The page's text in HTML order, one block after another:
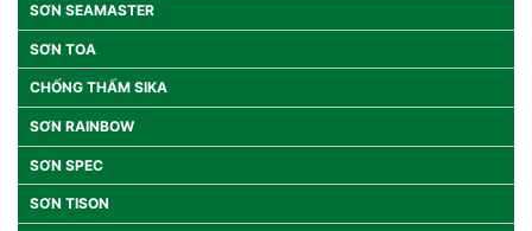
SƠN SEAMASTER
SƠN TOA
CHỐNG THẤM SIKA
SƠN RAINBOW
SƠN SPEC
SƠN TISON